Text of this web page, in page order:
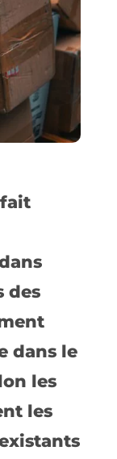
des
dans le
les
les